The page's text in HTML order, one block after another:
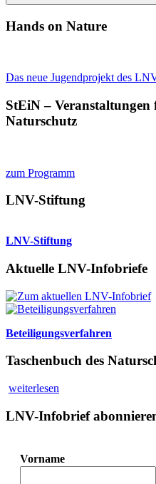
Suchen
Hands on Nature
Das neue Jugendprojekt des
StEiN –
Naturschutz
zum Programm
LNV-Stiftung
LNV-Stiftung
Aktuelle LNV-Infobriefe
Beteiligungsverfahren
Taschenbuch des
weiterlesen
LNV-Infobrief
Vorname